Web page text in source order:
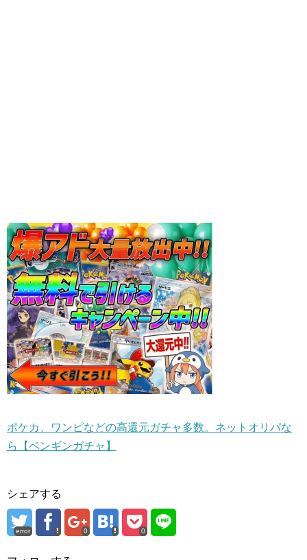
ポケカ、ワンピなどの高還元ガチャ多数。ネットオリパな
ら【ペンギンガチャ】
シェアする
error 0 0